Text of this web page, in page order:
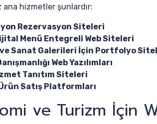
hizmetler şunlardır:
Rezervasyon Siteleri
Menü Entegreli Web Siteleri
ve Sanat Galerileri İçin Portfolyo
Web Yazılımları
Tanıtım Siteleri
Satış Platformları
ve Turizm İçin